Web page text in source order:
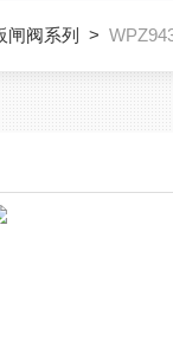
闸阀系列 >